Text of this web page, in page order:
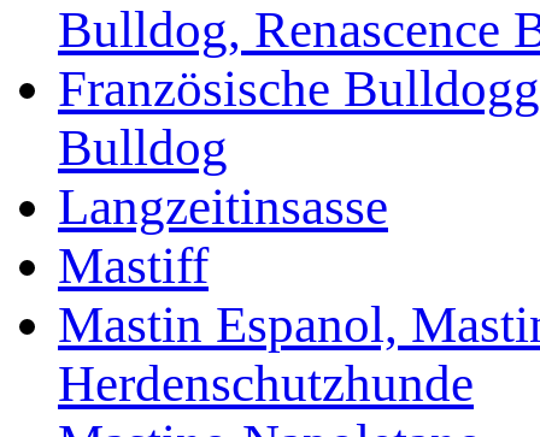
Bulldog, Renascence
Französische
Bulldog
Langzeitinsasse
Mastiff
Mastin Espanol,
Herdenschutzhunde